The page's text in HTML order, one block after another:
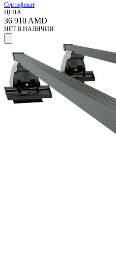
Сертификат
ЦЕНА
36 910 AMD
НЕТ В НАЛИЧИИ